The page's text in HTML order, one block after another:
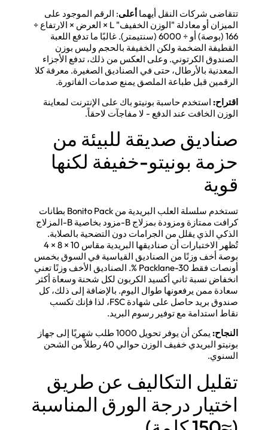
تتقاضى شركات النقل أيهما أعلى: الرقم الموجود على
الميزان أو معادلة "الوزن الخفيف" L × العرض × الارتفاع ÷
166 (بوصة) أو ÷ 6000 (سنتيمتر). غالبًا ما تدفع اللعبة
القطيفة الضخمة ولكن الخفيفة بالحجم وليس بوزن
الصندوق الكرتوني. وعلى العكس من ذلك، تدفع الأجزاء
المعدنية بالأرطال، حتى في الصناديق الصغيرة. معرفة كلا
الرقمين قبل طباعة الملصق يمنع صدمات الفاتورة.
اقتراح: استخدم حاسبة بونيتو باك على الإنترنت لمعاينة
الوزن الخافت عند الدفع - لا مفاجآت لاحقاً.
صناديق صديقة للبيئة من
حزمة بونيتو-خفيفة لكنها
قوية
تستخدم سلسلة العلب البريدية من Bonito Pack بطانات
كرافت ممتازة ومزودة بمزلاج B-مزود بخاصية B-المزلاج
الذكي الذي يقلل من الجرامات دون التضحية بالصلابة.
تُظهر الاختبارات أن صناديقها البريدية مقاس 10 × 8 × 4
بوصة أخف وزنًا من الصناديق القياسية في السوق بخمس
أونصات فقط Packlane-30 %. الصناديق الأخف وزنًا تعني
انخفاض نسبة ثاني أكسيد الكربون لكل شحنة وسعاة أكثر
سعادة ممن يرفعونها طوال اليوم. بالإضافة إلى ذلك، كل
صندوق بريد حاصل على شهادة FSC، لذا فإنك تكسب
نقاط استدامة مع توفير رسوم البريد.
النجاح:
يمكن أن يوفر تحويل 1000 طلب شهريًا إلى جهاز
بونيتو البريدي خفيف الوزن حوالي 40 رطلاً من الشحن
السنوي.
تقليل التكاليف عن طريق
اختيار درجة الورق المناسبة